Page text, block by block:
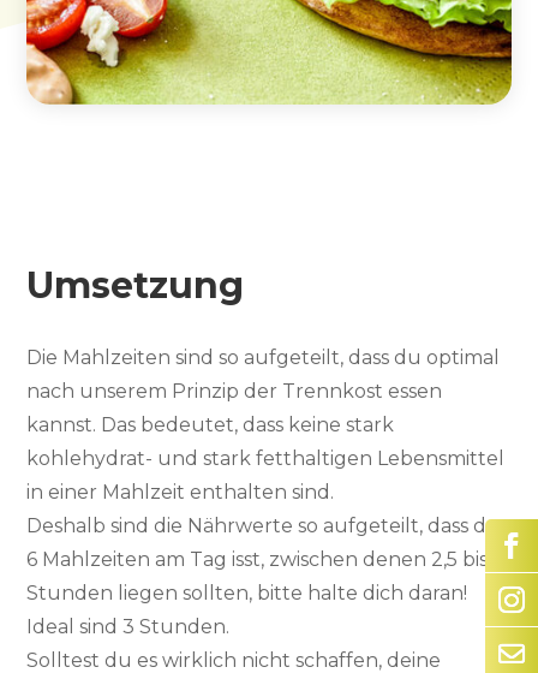
Umsetzung
Die Mahlzeiten sind so aufgeteilt, dass du optimal
nach unserem Prinzip der Trennkost essen
kannst. Das bedeutet, dass keine stark
kohlehydrat- und stark fetthaltigen Lebensmittel
in einer Mahlzeit enthalten sind.
Deshalb sind die Nährwerte so aufgeteilt, dass du
6 Mahlzeiten am Tag isst, zwischen denen 2,5 bis 3
Stunden liegen sollten, bitte halte dich daran!
Ideal sind 3 Stunden.
Solltest du es wirklich nicht schaffen, deine